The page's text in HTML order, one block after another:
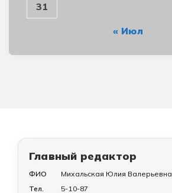
31
« Июл
Главный редактор
ФИО
Михальская Юлия Валерьевна
Тел.
5-10-87